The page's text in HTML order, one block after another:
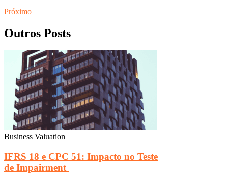
Próximo
Outros Posts
Business Valuation
IFRS 18 e CPC 51: Impacto no Teste
de Impairment